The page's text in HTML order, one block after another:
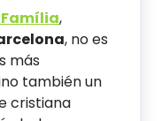
,
, no es
más
también un
cristiana